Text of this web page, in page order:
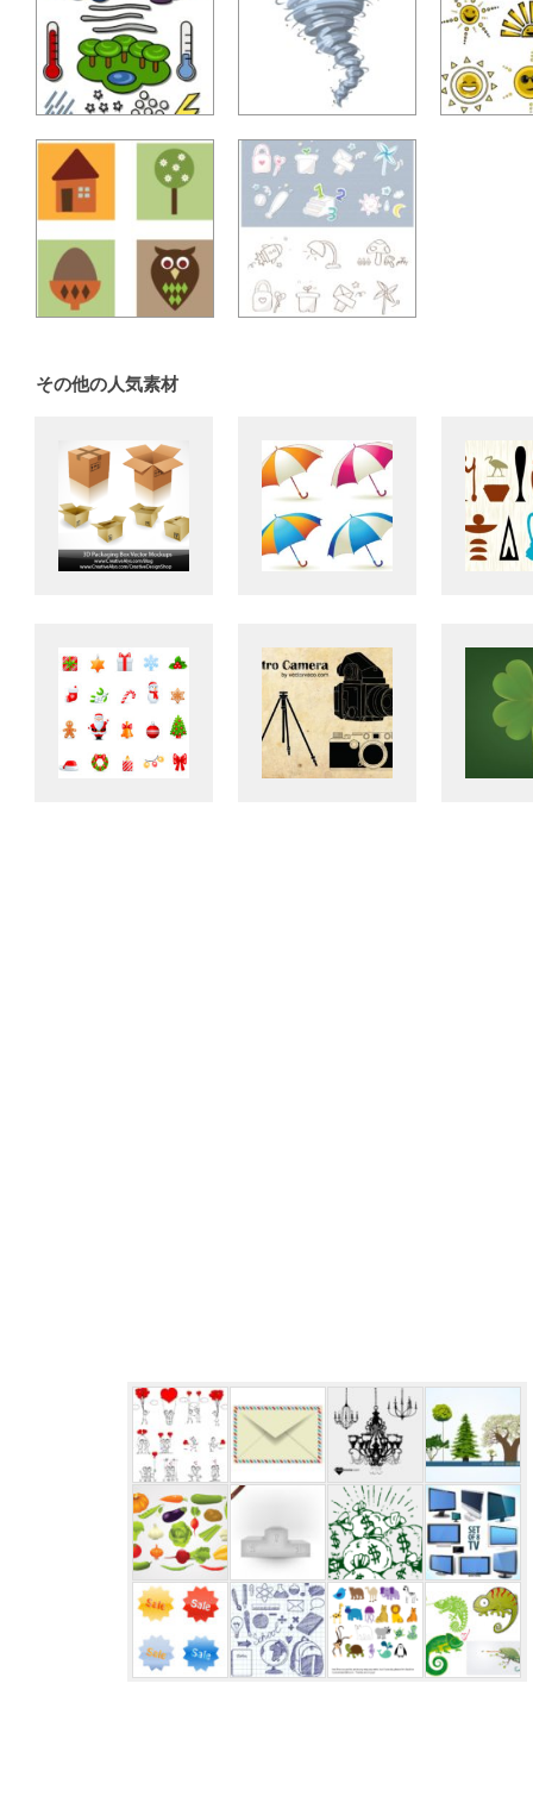
その他の人気素材